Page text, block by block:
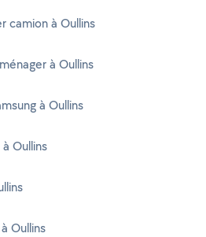
camion à Oullins
à Oullins
à Oullins
Oullins
Oullins